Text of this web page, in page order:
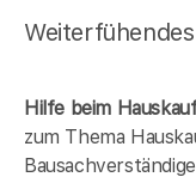
Weiterfühendes
Hilfe beim
zum Thema